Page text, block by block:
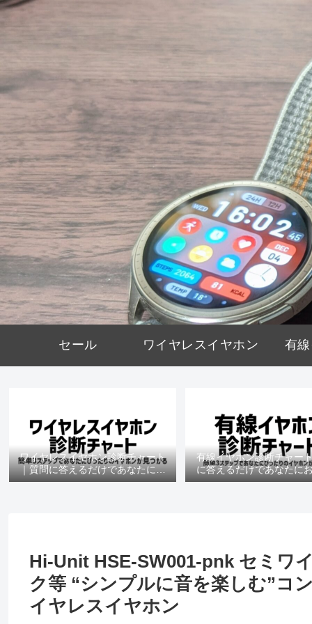
セール ワイヤレスイヤホン 有
ワイヤレスイヤホン診断チャート
｜質問に答えるだけであなたにお
すすめの機種がわかる
有線イヤホン診断チャー
に答えるだけであなたに
の機種がわかる
Hi-Unit HSE-SW001-pnk セミワ
ク等 “シンプルに音を楽しむ”コ
イヤレスイヤホン